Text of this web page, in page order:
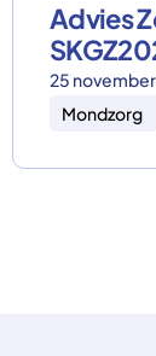
Advies
25
Mondzorg